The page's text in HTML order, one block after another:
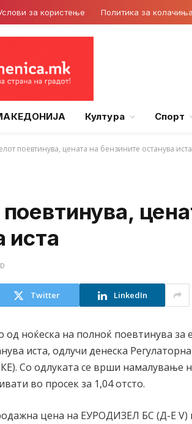
за користење Политика за колачиња
Култура Спорт
поевтинува, цената на бензините останува иста
иста
Twitter LinkedIn
од ноќеска на полноќ поевтинува за
иста, одлучи денеска
Со одлуката се врши
во просек за 1,04 отсто.
цена на ЕУРОДИЗЕЛ БС (Д-Е V)